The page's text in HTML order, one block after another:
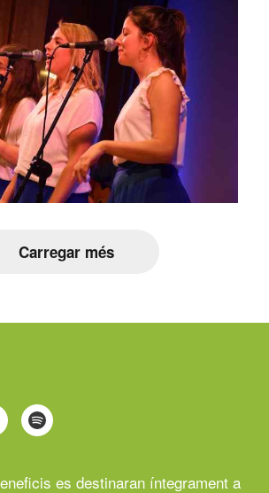
Carregar més
es destinaran íntegrament a